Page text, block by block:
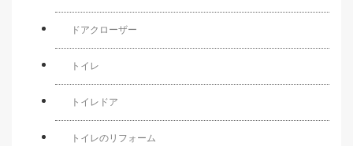
ドアクローザー
トイレ
トイレドア
トイレのリフォーム